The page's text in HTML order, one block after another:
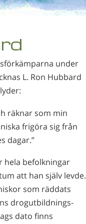
under
L. Ron Hubbard
räknar som min
frigöra sig från
dagar.”
hela befolkningar
att han själv levde.
som räddats
drogutbildnings-
dato finns